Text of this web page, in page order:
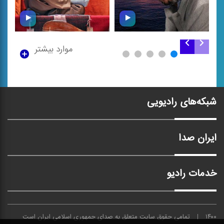
موارد بیشتر
شبکه‌های رادیویی
ایران صدا
خدمات رادیو
۱۴۰۰ تمامی حقوق سایت متعلق بهصدایجمهوری اسلامی ایران است